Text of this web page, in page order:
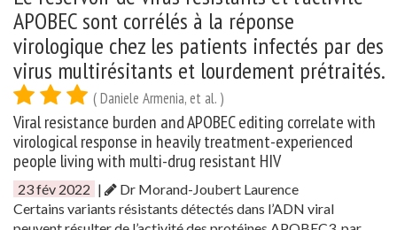
APOBEC sont corrélés à la réponse
virologique chez les patients infectés par des
virus multirésitants et lourdement prétraités.
( Daniele Armenia, et al. )
Viral resistance burden and APOBEC editing correlate with
virological response in heavily treatment-experienced
people living with multi-drug resistant HIV
23 fév 2022 |
Dr Morand-Joubert Laurence
Certains variants résistants détectés dans l’ADN viral